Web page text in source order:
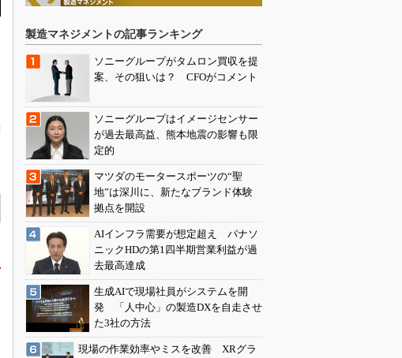
製造マネジメントの記事ランキング
ソニーグループがタムロン買収を提
案、その狙いは？ CFOがコメント
ソニーグループはイメージセンサー
が過去最高益、熊本地震の影響も限
定的
マツダのモータースポーツの“聖
地”は深川に、新たなブランド体験
拠点を開設
AIインフラ需要が想定超え パナソ
ニックHDの第1四半期営業利益が過
去最高達成
生成AIで現場社員がシステムを開
発 「人中心」の製造DXを自走させ
た3社の方法
現場の作業効率やミスを改善 XRグラ